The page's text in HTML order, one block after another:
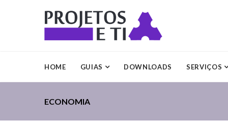
HOME GUIAS DOWNLOADS SERVIÇOS
ECONOMIA